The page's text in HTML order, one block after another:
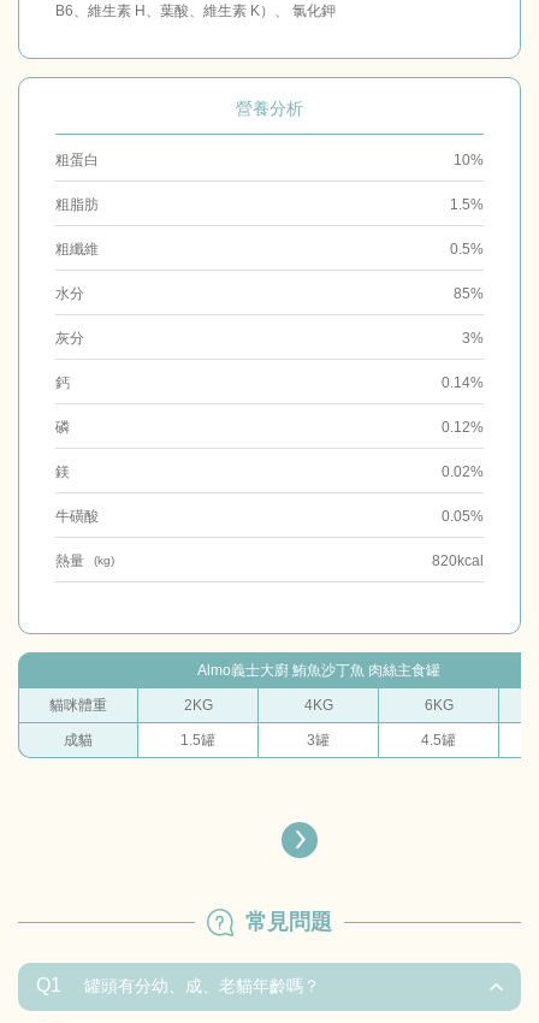
B6、維生素 H、葉酸、維生素 K）、 氯化鉀
營養分析
粗蛋白 10%
粗脂肪 1.5%
粗纖維 0.5%
水分 85%
灰分 3%
鈣 0.14%
磷 0.12%
鎂 0.02%
牛磺酸 0.05%
熱量 (kg) 820kcal
Almo義士大廚 鮪魚沙丁魚 肉絲主食罐
貓咪體重 2KG 4KG 6KG
成貓 1.5罐 3罐 4.5罐
常見問題
Q1 罐頭有分幼、成、老貓年齡嗎？